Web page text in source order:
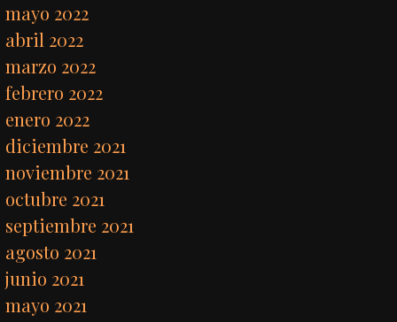
mayo 2022
abril 2022
marzo 2022
febrero 2022
enero 2022
diciembre 2021
noviembre 2021
octubre 2021
septiembre 2021
agosto 2021
junio 2021
mayo 2021